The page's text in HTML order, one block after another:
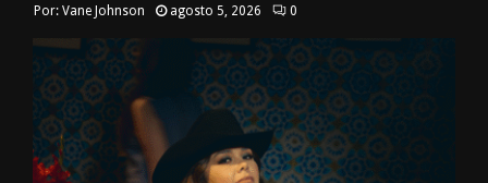
Por: Vane Johnson agosto 5, 2026 0